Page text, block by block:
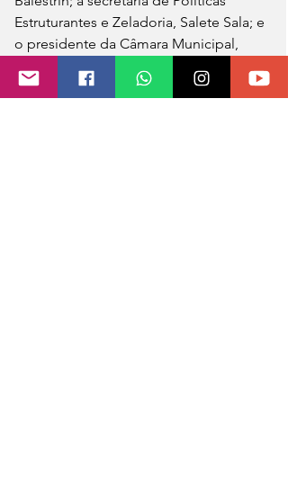
Estruturantes e Zeladoria, Salete Sala; e
o presidente da Câmara Municipal,